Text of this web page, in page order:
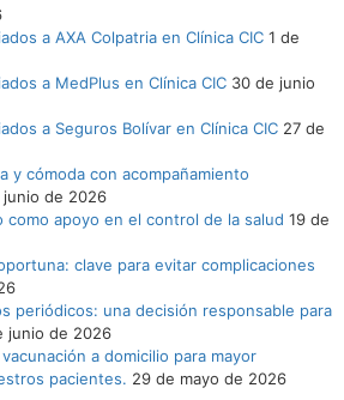
a AXA Colpatria en Clínica CIC 1 de
a MedPlus en Clínica CIC 30 de junio
a Seguros Bolívar en Clínica CIC 27 de
y cómoda con acompañamiento
junio de 2026
como apoyo en el control de la salud 19 de
clave para evitar complicaciones
periódicos: una decisión responsable para
junio de 2026
a domicilio para mayor
pacientes. 29 de mayo de 2026